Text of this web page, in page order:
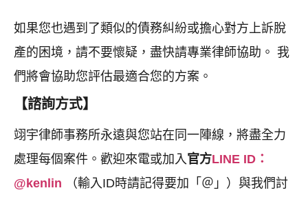
如果您也遇到了類似的債務糾紛或擔心對方上訴脫
產的困境，請不要懷疑，盡快請專業律師協助。 我
們將會協助您評估最適合您的方案。
【諮詢方式】
翊宇律師事務所永遠與您站在同一陣線，將盡全力
處理每個案件。歡迎來電或加入 官方LINE ID ：
@kenlin （輸入ID時請記得要加「＠」）與我們討